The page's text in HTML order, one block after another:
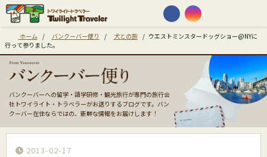
ホーム / バンクーバー便り / 犬との旅 / ウエストミンスタードッグショー@NYに
行って参りました。
バンクーバーへの留学・語学研修・観光旅行が専門の旅行会
社トワイライト・トラベラーがお送りするブログです。バン
クーバー在住ならではの、新鮮な情報をお届けします！
2013-02-17